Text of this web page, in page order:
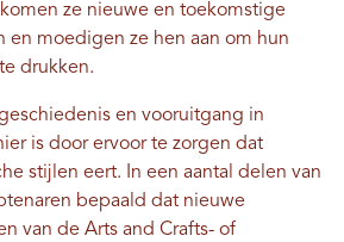
ze nieuwe en toekomstige
en moedigen ze hen aan om hun
drukken.
en vooruitgang in
is door ervoor te zorgen dat
stijlen eert. In een aantal delen van
bepaald dat nieuwe
van de Arts and Crafts- of